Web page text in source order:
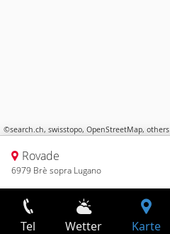
©search.ch, swisstopo, OpenStreetMap, others
Rovade
6979 Brè sopra Lugano
Tel Wetter Karte